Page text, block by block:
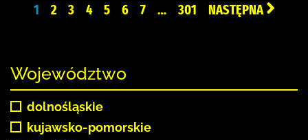
1 2 3 4 5 6 7 … 301 NASTĘPNA
Województwo
dolnośląskie
kujawsko-pomorskie